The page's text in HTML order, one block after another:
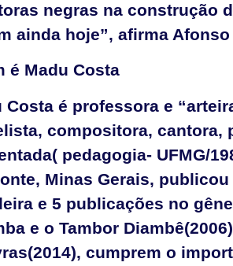
negras na construção
ainda hoje”, afirma
é Madu Costa
Costa é professora e
compositora, cantora,
pedagogia- UFMG/
Minas Gerais,
e 5 publicações no
e o Tambor
cumprem o